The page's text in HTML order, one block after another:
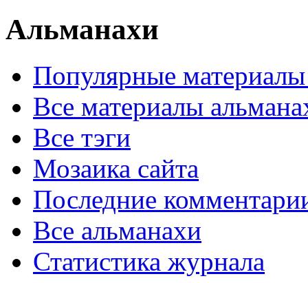
Альманахи
Популярные
Все материалы
Все тэги
Мозаика сайта
Последние
Все альманахи
Статистика журнала